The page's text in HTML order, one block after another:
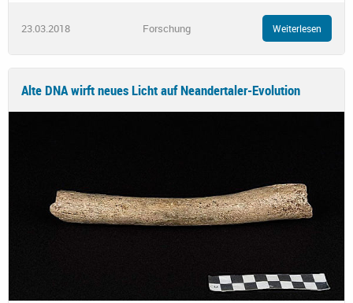
23.03.2018 Forschung Weiterlesen
Alte DNA wirft neues Licht auf Neandertaler-Evolution